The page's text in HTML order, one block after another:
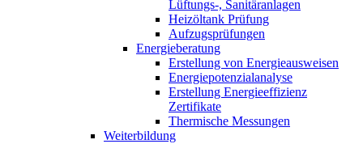
Lüftungs-, Sanitäranlagen
Heizöltank Prüfung
Aufzugsprüfungen
Energieberatung
Erstellung von Energieausweisen
Energiepotenzialanalyse
Erstellung Energieeffizienz
Zertifikate
Thermische Messungen
Weiterbildung